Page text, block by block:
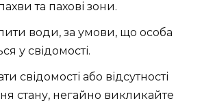
та пахові зони.
води, за умови, що особа
у свідомості.
свідомості або відсутності
стану, негайно викликайте